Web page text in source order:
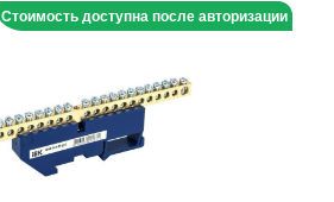
Стоимость доступна после авторизации